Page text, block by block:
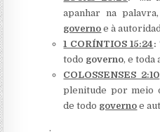
apanhar na
governo e à
1 CORÍNTIOS 15:24 :
todo governo, e toda
COLOSSENSES 2:10
plenitude por meio
de todo governo e
.